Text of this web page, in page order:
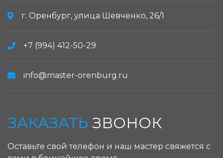
г. Оренбург, улица Шевченко, 26/1
+7 (994) 412-50-29
info@master-orenburg.ru
ЗАКАЗАТЬ ЗВОНОК
Оставьте свой телефон и наш мастер свяжется с